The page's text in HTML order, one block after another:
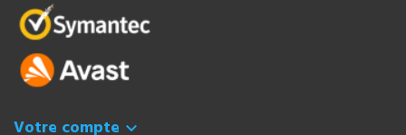
Votre compte 